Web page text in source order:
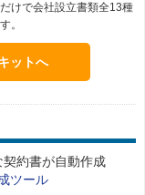
けで会社設立書類全13種
。
ットへ
約書が自動作成
ツール